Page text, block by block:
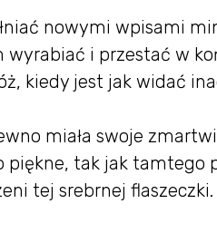
nowymi wpisami
wyrabiać i przestać w
kiedy jest jak widać
miała swoje
piękne, tak jak tamtego
tej srebrnej flaszeczki.